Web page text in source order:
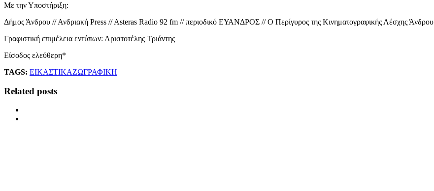
Με την Υποστήριξη:
Δήμος Άνδρου // Ανδριακή Press // Asteras Radio 92 fm // περιοδικό ΕΥΑΝΔΡΟΣ // Ο Περίγυρος της Κινηματογραφικής Λέσχης Άνδρου
Γραφιστική επιμέλεια εντύπων: Αριστοτέλης Τριάντης
Είσοδος ελεύθερη*
TAGS: ΕΙΚΑΣΤΙΚΑΖΩΓΡΑΦΙΚΗ
Related posts